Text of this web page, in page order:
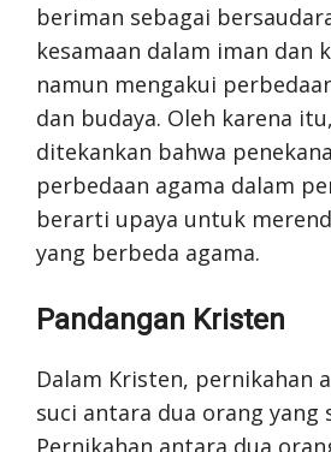
beriman sebagai
kesamaan dalam iman dan
namun mengakui
dan budaya. Oleh karena
ditekankan bahwa
perbedaan agama dalam
berarti upaya untuk
yang berbeda agama.
Pandangan Kristen
Dalam Kristen, pernikahan
suci antara dua orang yang
Pernikahan antara dua